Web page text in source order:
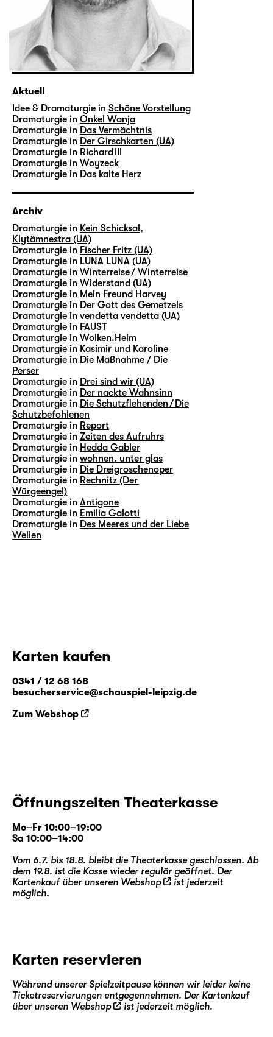
Aktuell
Idee & Dramaturgie in Schöne Vorstellung
Dramaturgie in Onkel Wanja
Dramaturgie in Das Vermächtnis
Dramaturgie in Der Girschkarten (UA)
Dramaturgie in Richard III
Dramaturgie in Woyzeck
Dramaturgie in Das kalte Herz
Archiv
Dramaturgie in Kein Schicksal,
Klytämnestra (UA)
Dramaturgie in Fischer Fritz (UA)
Dramaturgie in LUNA LUNA (UA)
Dramaturgie in Winterreise / Winterreise
Dramaturgie in Widerstand (UA)
Dramaturgie in Mein Freund Harvey
Dramaturgie in Der Gott des Gemetzels
Dramaturgie in vendetta vendetta (UA)
Dramaturgie in FAUST
Dramaturgie in Wolken.Heim
Dramaturgie in Kasimir und Karoline
Dramaturgie in Die Maßnahme / Die
Perser
Dramaturgie in Drei sind wir (UA)
Dramaturgie in Der nackte Wahnsinn
Dramaturgie in Die Schutzflehenden / Die
Schutzbefohlenen
Dramaturgie in Report
Dramaturgie in Zeiten des Aufruhrs
Dramaturgie in Hedda Gabler
Dramaturgie in wohnen. unter glas
Dramaturgie in Die Dreigroschenoper
Dramaturgie in Rechnitz (Der
Würgeengel)
Dramaturgie in Antigone
Dramaturgie in Emilia Galotti
Dramaturgie in Des Meeres und der Liebe
Wellen
Karten kaufen
0341 / 12 68 168
besucherservice@schauspiel-leipzig.de
Zum Webshop
Öffnungszeiten Theaterkasse
Mo–Fr 10:00–19:00
Sa 10:00–14:00
Vom 6.7. bis 18.8. bleibt die Theaterkasse geschlossen. Ab
dem 19.8. ist die Kasse wieder regulär geöffnet. Der
Kartenkauf über unseren Webshop
ist jederzeit
möglich.
Karten reservieren
Während unserer Spielzeitpause können wir leider keine
Ticketreservierungen entgegennehmen. Der Kartenkauf
über unseren Webshop ist jederzeit möglich.